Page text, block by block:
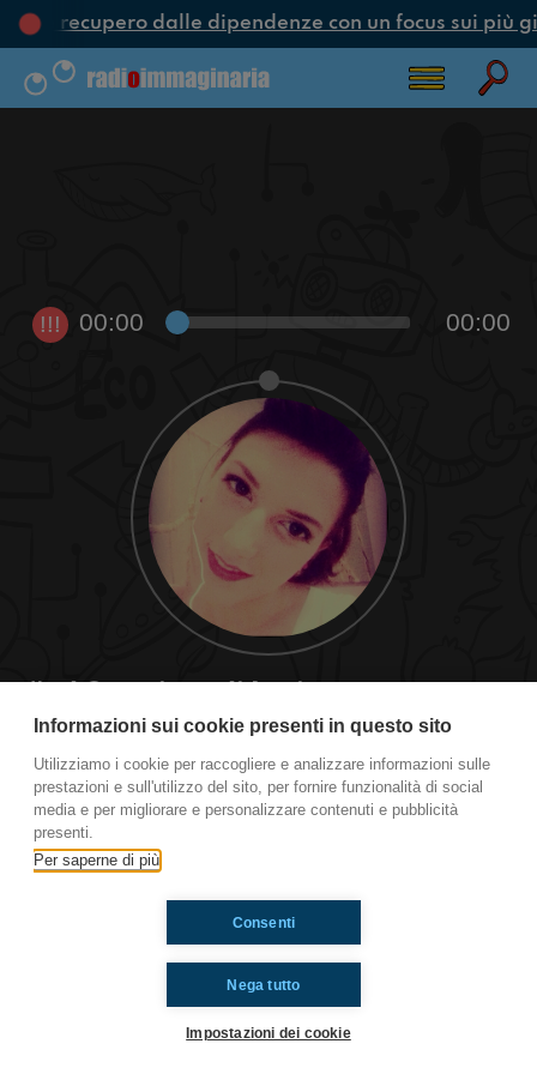
e recupero dalle dipendenze con un focus sui più
!!! 00:00 00:00
...6 ore di felicità.
Ti è piaciuto? Condividilo!
Informazioni sui cookie presenti in questo sito
Utilizziamo i cookie per raccogliere e analizzare informazioni sulle
prestazioni e sull'utilizzo del sito, per fornire funzionalità di social
media e per migliorare e personalizzare contenuti e pubblicità
presenti.
Per saperne di più
Nega tutto
Consenti
Impostazioni dei cookie